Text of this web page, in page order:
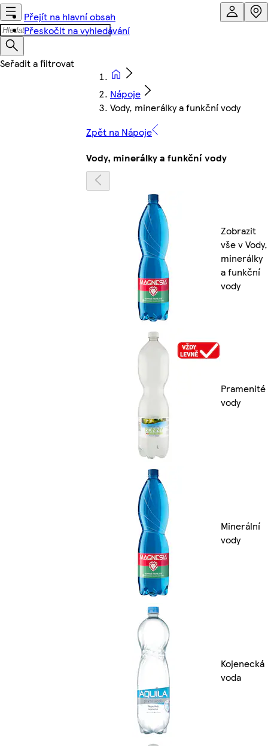
Přejít na hlavní obsah
Přeskočit na vyhledávání
Nápoje
Vody, minerálky a funkční vody
Zpět na Nápoje
Vody, minerálky a funkční vody
Zobrazit
vše v Vody,
minerálky
a funkční
vody
Pramenité
vody
Minerální
vody
Kojenecká
voda